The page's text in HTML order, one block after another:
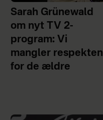
Sarah Grünewald
om nyt TV 2-
program: Vi
mangler respekten
for de ældre